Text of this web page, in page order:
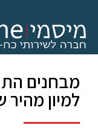
מבחנים
למיון